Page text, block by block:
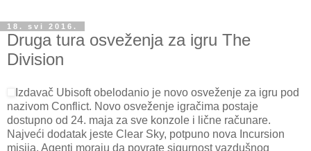
18. svi 2016.
Druga tura osveženja za igru The
Division
Izdavač Ubisoft obelodanio je novo osveženje za igru pod
nazivom Conflict. Novo osveženje igračima postaje
dostupno od 24. maja za sve konzole i lične računare.
Najveći dodatak jeste Clear Sky, potpuno nova Incursion
misija. Agenti moraju da povrate sigurnost vazdušnog